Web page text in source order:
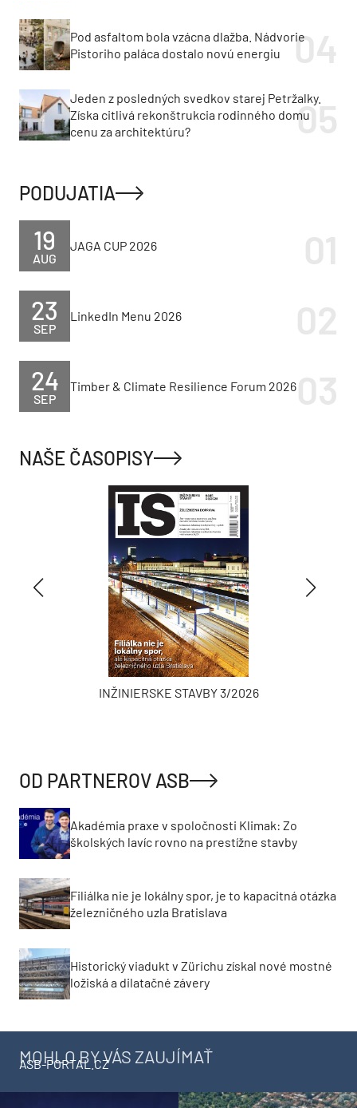
Pod asfaltom bola vzácna dlažba. Nádvorie
Pistoriho paláca dostalo novú energiu
Jeden z posledných svedkov starej Petržalky.
Získa citlivá rekonštrukcia rodinného domu
cenu za architektúru?
PODUJATIA
AUG
19 JAGA CUP 2026
SEP
23 LinkedIn Menu 2026
SEP
24 Timber & Climate Resilience Forum 2026
NAŠE ČASOPISY
INŽINIERSKE STAVBY 3/2026
OD PARTNEROV ASB
Akadémia praxe v spoločnosti Klimak: Zo
školských lavíc rovno na prestížne stavby
Filiálka nie je lokálny spor, je to kapacitná otázka
železničného uzla Bratislava
Historický viadukt v Zürichu získal nové mostné
ložiská a dilatačné závery
MOHLO BY VÁS ZAUJÍMAŤ
ASB-PORTAL.CZ